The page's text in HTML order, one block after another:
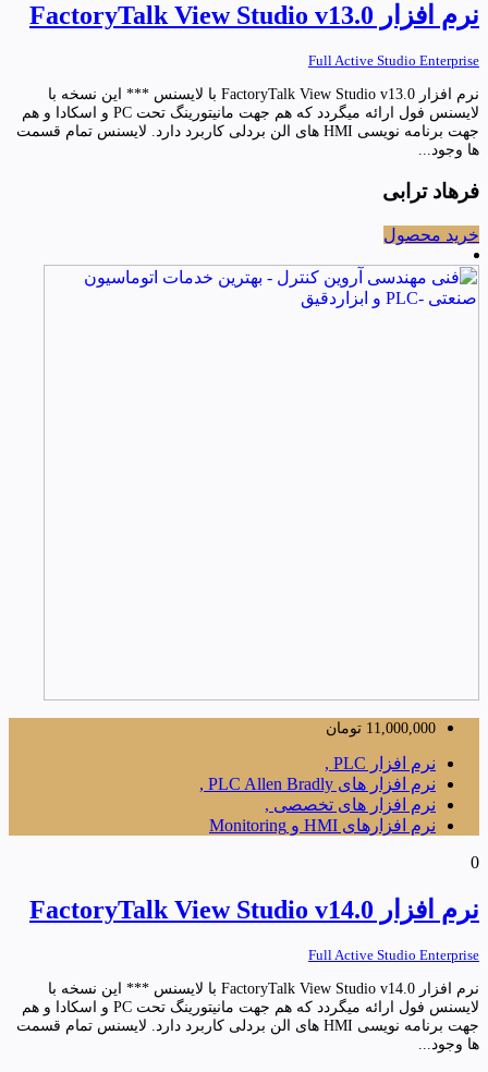
نرم افزار FactoryTalk View Studio v13.0
Full Active Studio Enterprise
نرم افزار FactoryTalk View Studio v13.0 با لایسنس *** این نسخه با
لایسنس فول ارائه میگردد که هم جهت مانیتورینگ تحت PC و اسکادا و هم
جهت برنامه نویسی HMI های الن بردلی کاربرد دارد. لایسنس تمام قسمت
ها وجود...
فرهاد ترابی
خرید محصول
11,000,000 تومان
نرم افزار PLC ,
نرم افزار های PLC Allen Bradly ,
نرم افزار های تخصصی ,
نرم افزارهای HMI و Monitoring
0
نرم افزار FactoryTalk View Studio v14.0
Full Active Studio Enterprise
نرم افزار FactoryTalk View Studio v14.0 با لایسنس *** این نسخه با
لایسنس فول ارائه میگردد که هم جهت مانیتورینگ تحت PC و اسکادا و هم
جهت برنامه نویسی HMI های الن بردلی کاربرد دارد. لایسنس تمام قسمت
ها وجود...